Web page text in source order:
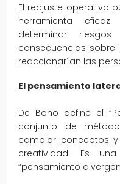
El reajuste operativo
herramienta
determinar
consecuencias
reaccionarían las
El pensamiento
De Bono define el
conjunto de
cambiar conceptos
creatividad. Es
“pensamiento